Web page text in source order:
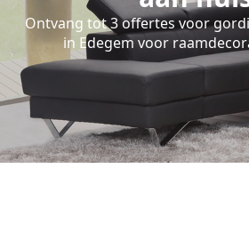
Ontvang tot 3 offertes voor
in Edegem voor